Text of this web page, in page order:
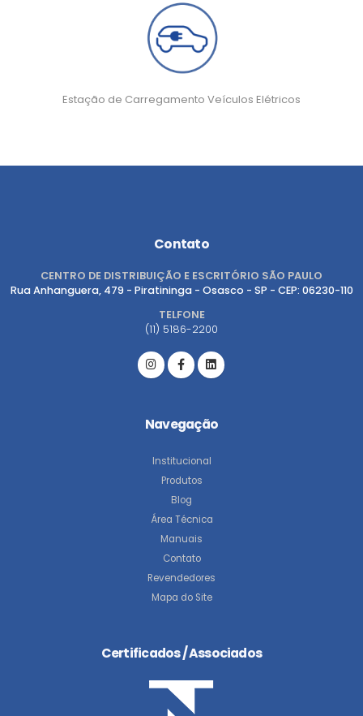
Estação de Carregamento Veículos Elétricos
Contato
CENTRO DE DISTRIBUIÇÃO E ESCRITÓRIO SÃO PAULO
Rua Anhanguera, 479 - Piratininga - Osasco - SP - CEP: 06230-110
TELFONE
(11) 5186-2200
Navegação
Institucional
Produtos
Blog
Área Técnica
Manuais
Contato
Revendedores
Mapa do Site
Certificados / Associados